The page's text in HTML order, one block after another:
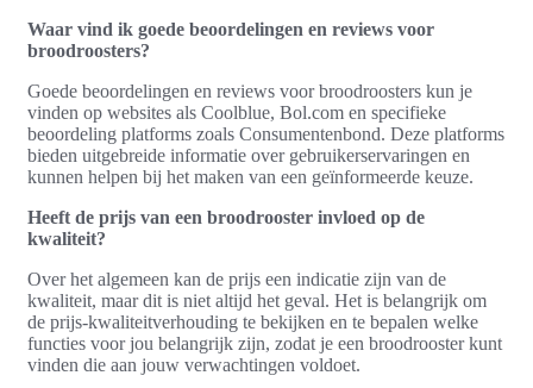
Waar vind ik goede beoordelingen en reviews voor
broodroosters?
Goede beoordelingen en reviews voor broodroosters kun je
vinden op websites als Coolblue, Bol.com en specifieke
beoordeling platforms zoals Consumentenbond. Deze platforms
bieden uitgebreide informatie over gebruikerservaringen en
kunnen helpen bij het maken van een geïnformeerde keuze.
Heeft de prijs van een broodrooster invloed op de
kwaliteit?
Over het algemeen kan de prijs een indicatie zijn van de
kwaliteit, maar dit is niet altijd het geval. Het is belangrijk om
de prijs-kwaliteitverhouding te bekijken en te bepalen welke
functies voor jou belangrijk zijn, zodat je een broodrooster kunt
vinden die aan jouw verwachtingen voldoet.